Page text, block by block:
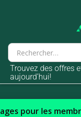
Trouvez des offres
aujourd’hui!
pour les